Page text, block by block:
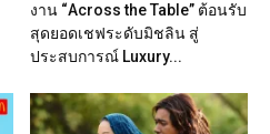
งาน “Across the Table” ต้อนรับ
สุดยอดเชฟระดับมิชลิน สู่
ประสบการณ์ Luxury...